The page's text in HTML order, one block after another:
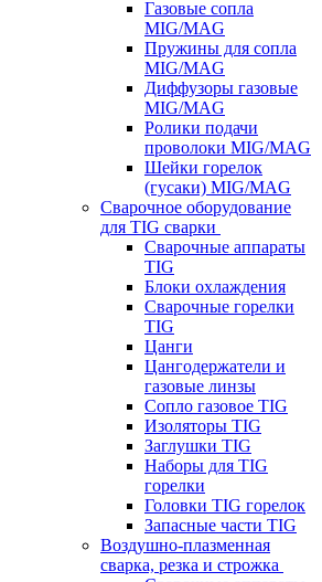
Газовые сопла
MIG/MAG
Пружины для сопла
MIG/MAG
Диффузоры газовые
MIG/MAG
Ролики подачи
проволоки MIG/MAG
Шейки горелок
(гусаки) MIG/MAG
Сварочное оборудование
для TIG сварки
Сварочные аппараты
TIG
Блоки охлаждения
Сварочные горелки
TIG
Цанги
Цангодержатели и
газовые линзы
Сопло газовое TIG
Изоляторы TIG
Заглушки TIG
Наборы для TIG
горелки
Головки TIG горелок
Запасные части TIG
Воздушно-плазменная
сварка, резка и строжка